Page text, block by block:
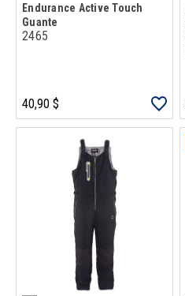
Endurance Active Touch
Guante
2465
40,90 $